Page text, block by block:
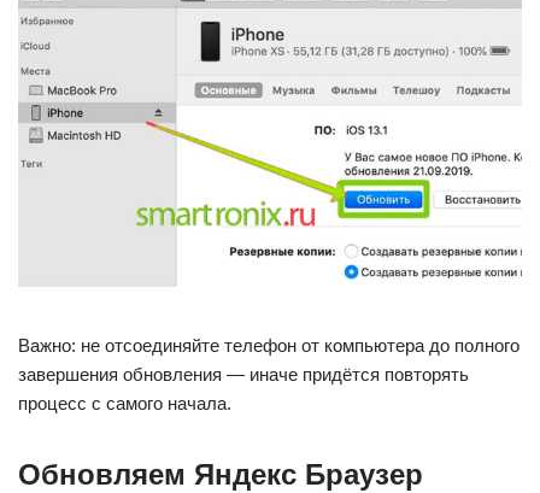
Важно: не отсоединяйте телефон от компьютера до полного
завершения обновления — иначе придётся повторять
процесс с самого начала.
Обновляем Яндекс Браузер